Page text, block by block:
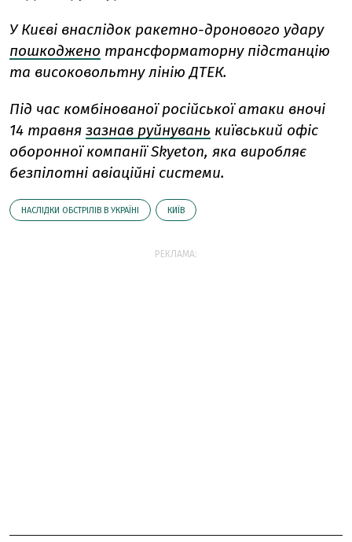
У Києві внаслідок ракетно-дронового удару
пошкоджено трансформаторну підстанцію
та високовольтну лінію ДТЕК.
Під час комбінованої російської атаки вночі
14 травня зазнав руйнувань київський офіс
оборонної компанії Skyeton, яка виробляє
безпілотні авіаційні системи.
НАСЛІДКИ ОБСТРІЛІВ В УКРАЇНІ КИЇВ
РЕКЛАМА: